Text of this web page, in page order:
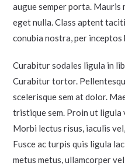
augue semper porta. Mauris
eget nulla. Class aptent
conubia nostra, per inceptos
Curabitur sodales ligula in
Curabitur tortor.
scelerisque sem at dolor.
tristique sem. Proin ut
Morbi lectus risus, iaculis
Fusce ac turpis quis ligula
metus metus, ullamcorper